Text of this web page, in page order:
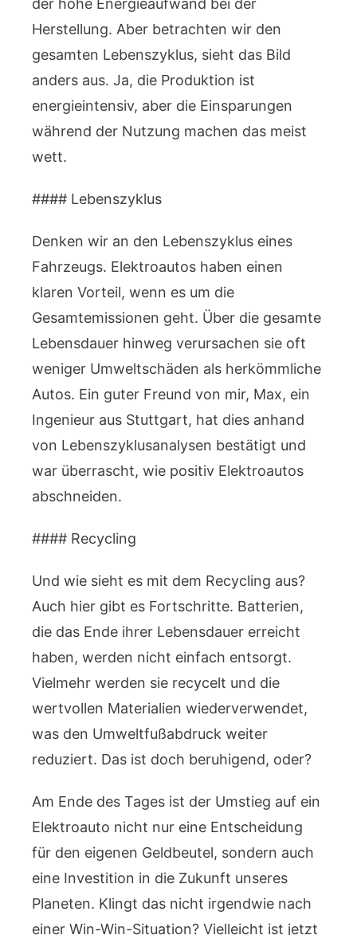
der hohe Energieaufwand bei der
Herstellung. Aber betrachten wir den
gesamten Lebenszyklus, sieht das Bild
anders aus. Ja, die Produktion ist
energieintensiv, aber die Einsparungen
während der Nutzung machen das meist
wett.
#### Lebenszyklus
Denken wir an den Lebenszyklus eines
Fahrzeugs. Elektroautos haben einen
klaren Vorteil, wenn es um die
Gesamtemissionen geht. Über die gesamte
Lebensdauer hinweg verursachen sie oft
weniger Umweltschäden als herkömmliche
Autos. Ein guter Freund von mir, Max, ein
Ingenieur aus Stuttgart, hat dies anhand
von Lebenszyklusanalysen bestätigt und
war überrascht, wie positiv Elektroautos
abschneiden.
#### Recycling
Und wie sieht es mit dem Recycling aus?
Auch hier gibt es Fortschritte. Batterien,
die das Ende ihrer Lebensdauer erreicht
haben, werden nicht einfach entsorgt.
Vielmehr werden sie recycelt und die
wertvollen Materialien wiederverwendet,
was den Umweltfußabdruck weiter
reduziert. Das ist doch beruhigend, oder?
Am Ende des Tages ist der Umstieg auf ein
Elektroauto nicht nur eine Entscheidung
für den eigenen Geldbeutel, sondern auch
eine Investition in die Zukunft unseres
Planeten. Klingt das nicht irgendwie nach
einer Win-Win-Situation? Vielleicht ist jetzt